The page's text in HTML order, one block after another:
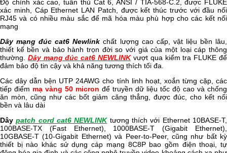
Độ chính xác cao, tuân thủ Cat 6, ANSI / TIA-568-C.2, được FLUKE
xác minh, Cáp Ethernet LAN Patch, được kết thúc trước với đầu nối
RJ45 và có nhiều màu sắc để mã hóa màu phù hợp cho các kết nối
mạng
Dây mạng đúc cat6 Newlink chất lượng cao cấp, vật liệu bền lâu,
thiết kế bền và bảo hành trọn đời so với giá của một loại cáp thông
thường. Dây mạng đúc cat6 NEWLINKvượt qua kiểm tra FLUKE để
đảm bảo độ tin cậy và khả năng tương thích tối đa.
Các dây dẫn bện UTP 24AWG cho tính linh hoạt, xoắn từng cặp, các
tiếp điểm mạ vàng 50 micron để truyền dữ liệu tốc độ cao và chống
ăn mòn, cũng như các bốt giảm căng thẳng, được đúc, cho kết nối
bền và lâu dài
Dâypatch cord cat6 NEWLINKtương thích với Ethernet 10BASE-T,
100BASE-TX (Fast Ethernet), 1000BASE-T (Gigabit Ethernet),
10GBASE-T (10-Gigabit Ethernet) và Peer-to-Peer, cũng như bất kỳ
thiết bị nào khác sử dụng cáp mạng 8C8P bao gồm điện thoại, tự